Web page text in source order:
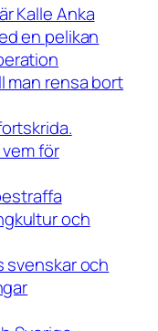
Kalle Anka
en pelikan
man rensa bort
för
och
svenskar och